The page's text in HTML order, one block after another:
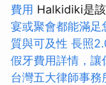
費用 Halkidiki是
宴或聚會都能滿足
質與可及性 長照
假牙費用詳情，讓
台灣五大律師事務